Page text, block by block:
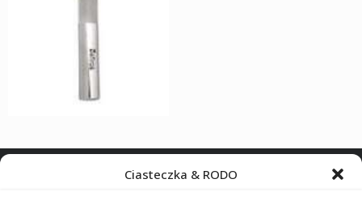
Ciasteczka & RODO
2014 - 2026 © elnino parfum, s.r.o.